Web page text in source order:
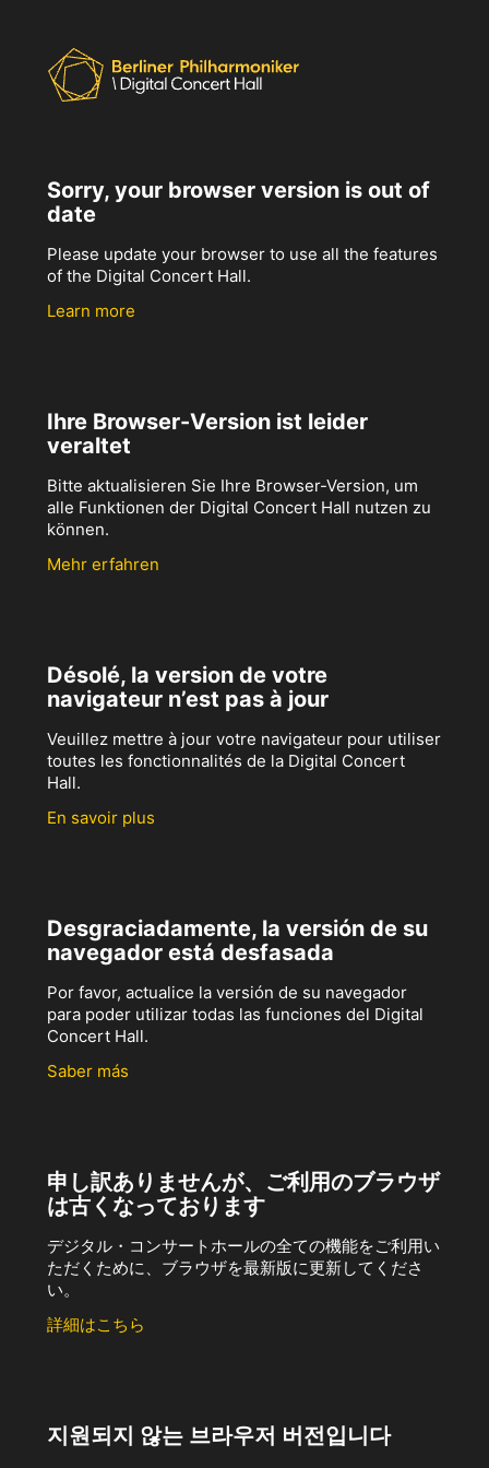
Sorry, your browser version is out of
date
Please update your browser to use all the features
of the Digital Concert Hall.
Learn more
Ihre Browser-Version ist leider
veraltet
Bitte aktualisieren Sie Ihre Browser-Version, um
alle Funktionen der Digital Concert Hall nutzen zu
können.
Mehr erfahren
Désolé, la version de votre
navigateur n’est pas à jour
Veuillez mettre à jour votre navigateur pour utiliser
toutes les fonctionnalités de la Digital Concert
Hall.
En savoir plus
Desgraciadamente, la versión de su
navegador está desfasada
Por favor, actualice la versión de su navegador
para poder utilizar todas las funciones del Digital
Concert Hall.
Saber más
申し訳ありませんが、ご利用のブラウザ
は古くなっております
デジタル・コンサートホールの全ての機能をご利用い
ただくために、ブラウザを最新版に更新してくださ
い。
詳細はこちら
지원되지 않는 브라우저 버전입니다